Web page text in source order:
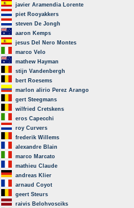
javier Aramendia Lorente
piet Rooyakkers
steven De Jongh
aaron Kemps
jesus Del Nero Montes
marco Velo
mathew Hayman
stijn Vandenbergh
bert Roesems
marlon alirio Perez Arango
gert Steegmans
wilfried Cretskens
eros Capecchi
roy Curvers
frederik Willems
alexandre Blain
marco Marcato
mathieu Claude
andreas Klier
arnaud Coyot
geert Steurs
raivis Belohvosciks